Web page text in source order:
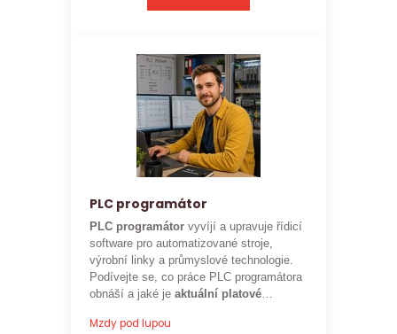
PLC programátor
PLC programátorvyvíjí a upravuje řídicí
software pro automatizované stroje,
výrobní linky a průmyslové technologie.
Podívejte se, co práce PLC programátora
obnáší a jaké jeaktuální platové
Mzdy pod lupou